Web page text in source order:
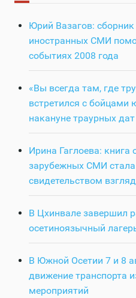
Юрий Вазагов:
иностранных СМИ
событиях 2008 года
«Вы всегда там, где
встретился с
накануне траурных дат
Ирина Гаглоева: книга
зарубежных СМИ
свидетельством
В Цхинвале завершил
осетиноязычный
В Южной Осетии 7 и 8
движение транспорта
мероприятий